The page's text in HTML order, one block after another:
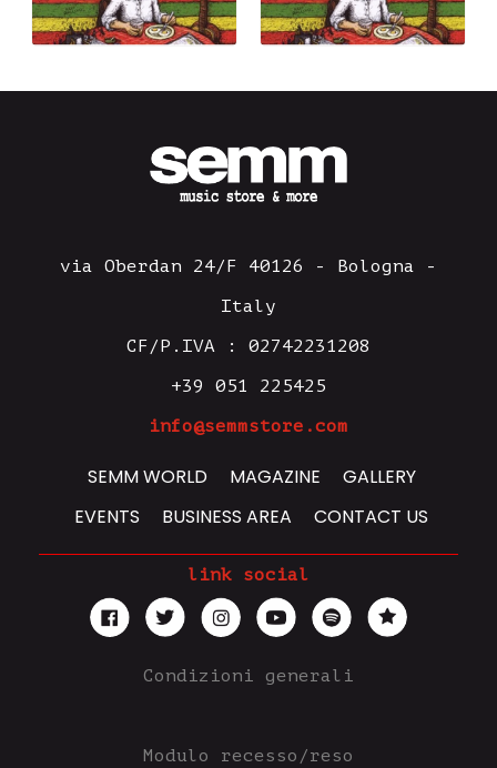
via Oberdan 24/F 40126 - Bologna -
Italy
CF/P.IVA : 02742231208
+39 051 225425
info@semmstore.com
SEMM WORLD MAGAZINE
GALLERY
EVENTS
BUSINESS AREA CONTACT US
link social
Condizioni generali
Modulo recesso/reso